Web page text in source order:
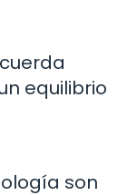
equilibrio
son